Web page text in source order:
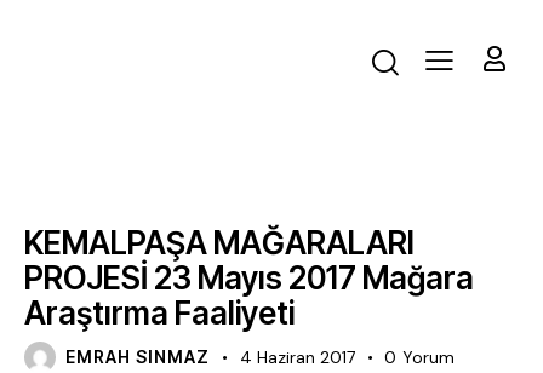
KEMALPAŞA MAĞARALARI
PROJESİ 23 Mayıs 2017 Mağara
Araştırma Faaliyeti
EMRAH SINMAZ 4 Haziran 2017 0 Yorum